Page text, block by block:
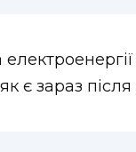
є зараз